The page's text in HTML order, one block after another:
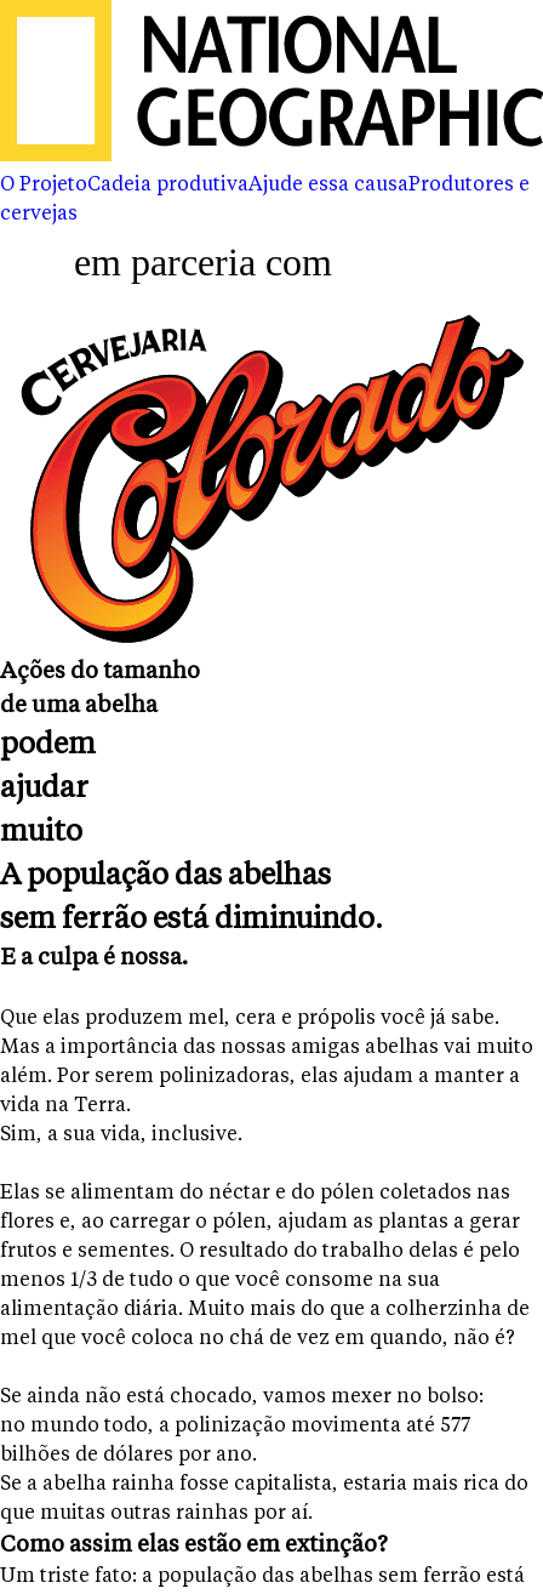
O ProjetoCadeia produtivaAjude essa causaProdutores e
cervejas
Ações do tamanho
de uma abelha
podem
ajudar
muito
A população das abelhas
sem ferrão está diminuindo.
E a culpa é nossa.
Que elas produzem mel, cera e própolis você já sabe.
Mas a importância das nossas amigas abelhas vai muito
além. Por serem polinizadoras, elas ajudam a manter a
vida na Terra.
Sim, a sua vida, inclusive.
Elas se alimentam do néctar e do pólen coletados nas
flores e, ao carregar o pólen, ajudam as plantas a gerar
frutos e sementes. O resultado do trabalho delas é pelo
menos 1/3 de tudo o que você consome na sua
alimentação diária. Muito mais do que a colherzinha de
mel que você coloca no chá de vez em quando, não é?
Se ainda não está chocado, vamos mexer no bolso:
no mundo todo, a polinização movimenta até 577
bilhões de dólares por ano.
Se a abelha rainha fosse capitalista, estaria mais rica do
que muitas outras rainhas por aí.
Como assim elas estão em extinção?
Um triste fato: a população das abelhas sem ferrão está